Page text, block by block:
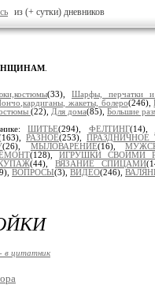
из (+ сутки) дневников
(33), Шарфы, перчатки
жакеты, болеро(246),
(22), Для дома(85), Большие
ШИТЬЕ(294), ФЕЛТИНГ(14),
РАЗНОЕ(253), ПРАЗДНИЧНОЕ
(26), МЫЛОВАРЕНИЕ(16),
(128), ИГРУШКИ СВОИМИ
(44), ВЯЗАНИЕ СПИЦАМИ
ВОПРОСЫ(3), ВИДЕО(246),
в цитатник